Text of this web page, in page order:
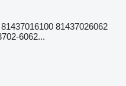
81437026062
6062...